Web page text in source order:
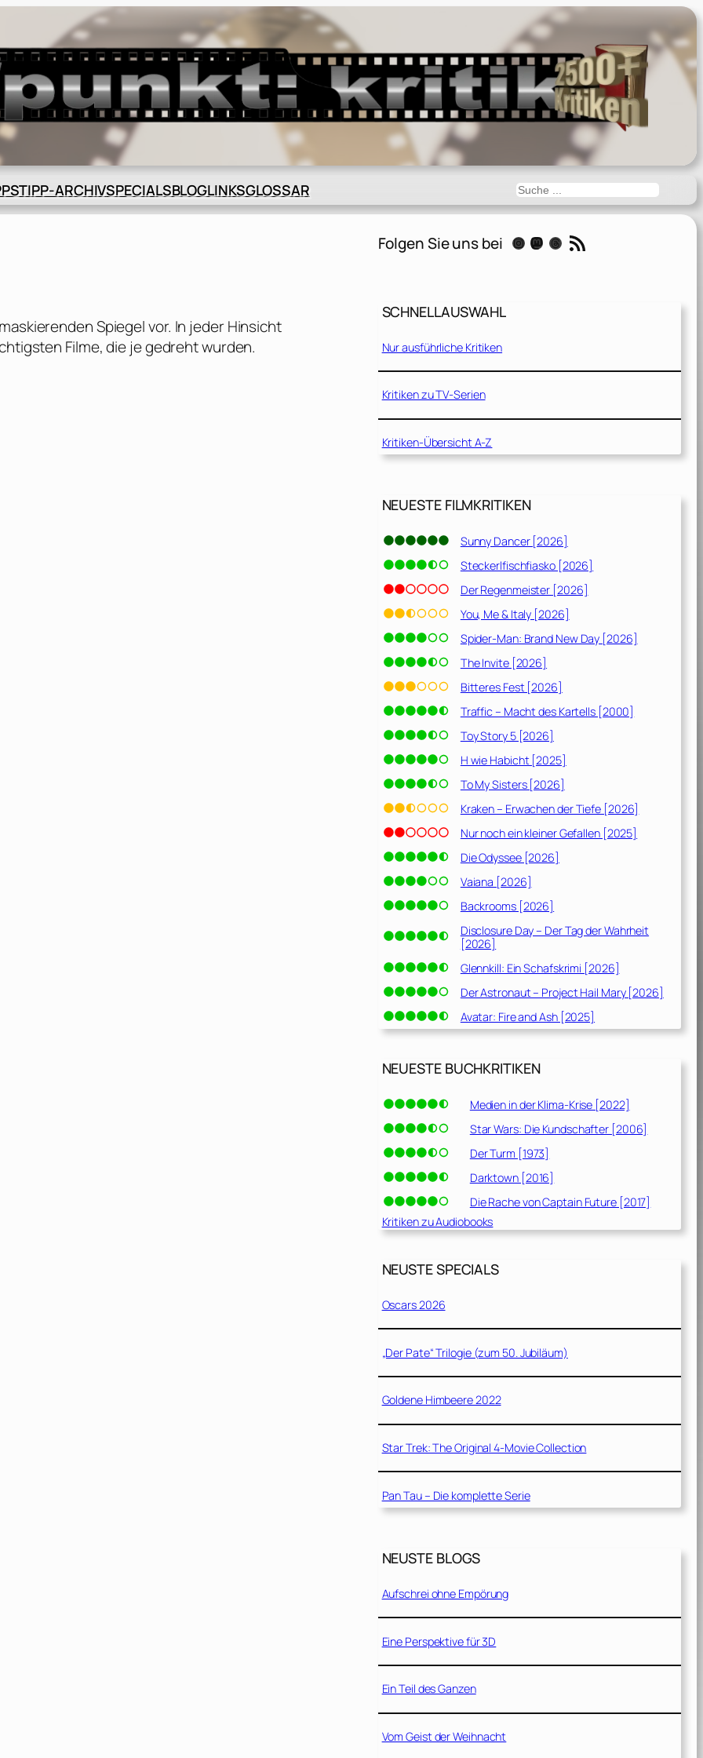
TIPP-ARCHIVSPECIALSBLOGLINKSGLOSSAR Suchen
Spiegel vor. In jeder Hinsicht
Filme, die je gedreht wurden.
Folgen Sie uns bei Instagram Mastodon Threads RSS-Feed
SCHNELLAUSWAHL
Nur ausführliche Kritiken
Kritiken zu TV-Serien
Kritiken-Übersicht A-Z
NEUESTE FILMKRITIKEN
Sunny Dancer [2026]
Steckerlfischfiasko [2026]
Der Regenmeister [2026]
You, Me & Italy [2026]
Spider-Man: Brand New Day [2026]
The Invite [2026]
Bitteres Fest [2026]
Traffic – Macht des Kartells [2000]
Toy Story 5 [2026]
H wie Habicht [2025]
To My Sisters [2026]
Kraken – Erwachen der Tiefe [2026]
Nur noch ein kleiner Gefallen [2025]
Die Odyssee [2026]
Vaiana [2026]
Backrooms [2026]
Disclosure Day – Der Tag der Wahrheit
[2026]
Glennkill: Ein Schafskrimi [2026]
Der Astronaut – Project Hail Mary [2026]
Avatar: Fire and Ash [2025]
NEUESTE BUCHKRITIKEN
Medien in der Klima-Krise [2022]
Star Wars: Die Kundschafter [2006]
Der Turm [1973]
Darktown [2016]
Die Rache von Captain Future [2017]
Kritiken zu Audiobooks
NEUSTE SPECIALS
Oscars 2026
„Der Pate“ Trilogie (zum 50. Jubiläum)
Goldene Himbeere 2022
Star Trek: The Original 4-Movie Collection
Pan Tau – Die komplette Serie
NEUSTE BLOGS
Aufschrei ohne Empörung
Eine Perspektive für 3D
Ein Teil des Ganzen
Vom Geist der Weihnacht